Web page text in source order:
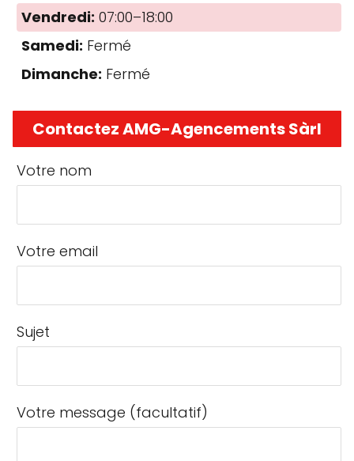
Vendredi: 07:00–18:00
Samedi: Fermé
Dimanche: Fermé
Contactez AMG-Agencements Sàrl
Votre nom
Votre email
Sujet
Votre message (facultatif)